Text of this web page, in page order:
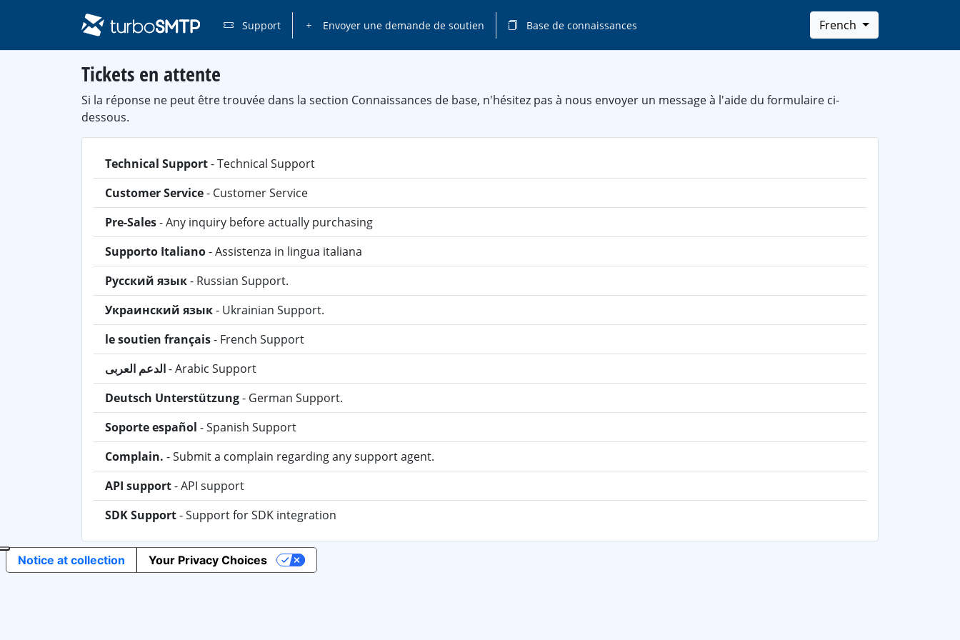
Support Envoyer une demande de soutien Base de connaissances French
Tickets en attente
Si la réponse ne peut être trouvée dans la section Connaissances de base, n'hésitez pas à nous envoyer un message à l'aide du formulaire ci-
dessous.
Technical Support- Technical Support
Customer Service- Customer Service
Pre-Sales- Any inquiry before actually purchasing
Supporto Italiano- Assistenza in lingua italiana
Русский язык- Russian Support.
Украинский язык- Ukrainian Support.
le soutien français- French Support
الدعم العربى- Arabic Support
Deutsch Unterstützung- German Support.
Soporte español - Spanish Support
Complain. - Submit a complain regarding any support agent.
API support- API support
SDK Support- Support for SDK integration
Notice at collection Your Privacy Choices